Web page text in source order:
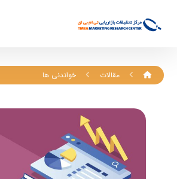
مقالات خواندنی ها